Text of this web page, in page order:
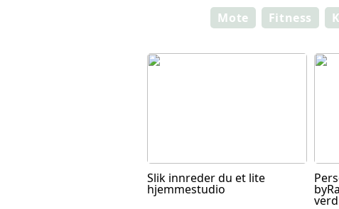
Mote Fitness
Slik innreder du et lite
hjemmestudio